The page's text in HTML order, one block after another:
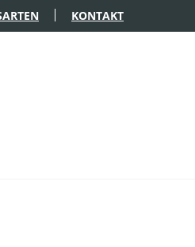
KONTAKT